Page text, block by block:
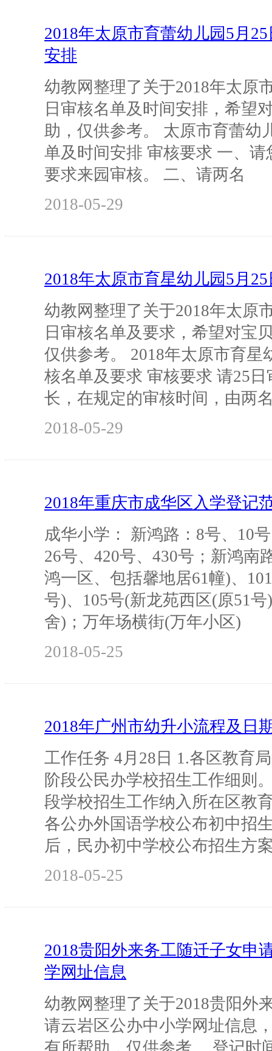
2018年太原市育蕾幼儿园5月
安排
幼教网整理了关于2018年太原
日审核名单及时间安排，希望
助，仅供参考。 太原市育蕾幼
单及时间安排 审核要求 一、
要求来园审核。 二、请两名
2018-05-29
2018年太原市育星幼儿园5月
幼教网整理了关于2018年太原
日审核名单及要求，希望对宝
仅供参考。 2018年太原市育星
核名单及要求 审核要求 请25
长，在规定的审核时间，由两
2018-05-29
2018年重庆市成华区入学登记
成华小学： 新鸿路：8号、10
26号、420号、430号；新鸿南
鸿一区、包括馨地居61幢)、
号)、105号(新龙苑西区(原51
舍)；万年场横街(万年小区)
2018-05-25
2018年广州市幼升小流程及日
工作任务 4月28日 1.各区教育
阶段公民办学校招生工作细则
段学校招生工作纳入所在区教
各公办外国语学校公布初中招
后，民办初中学校公布招生方
2018-05-25
2018贵阳外来务工随迁子女申
学网址信息
幼教网整理了关于2018贵阳外
请云岩区公办中小学网址信息